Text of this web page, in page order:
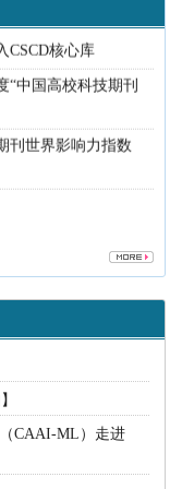
核心库
奖